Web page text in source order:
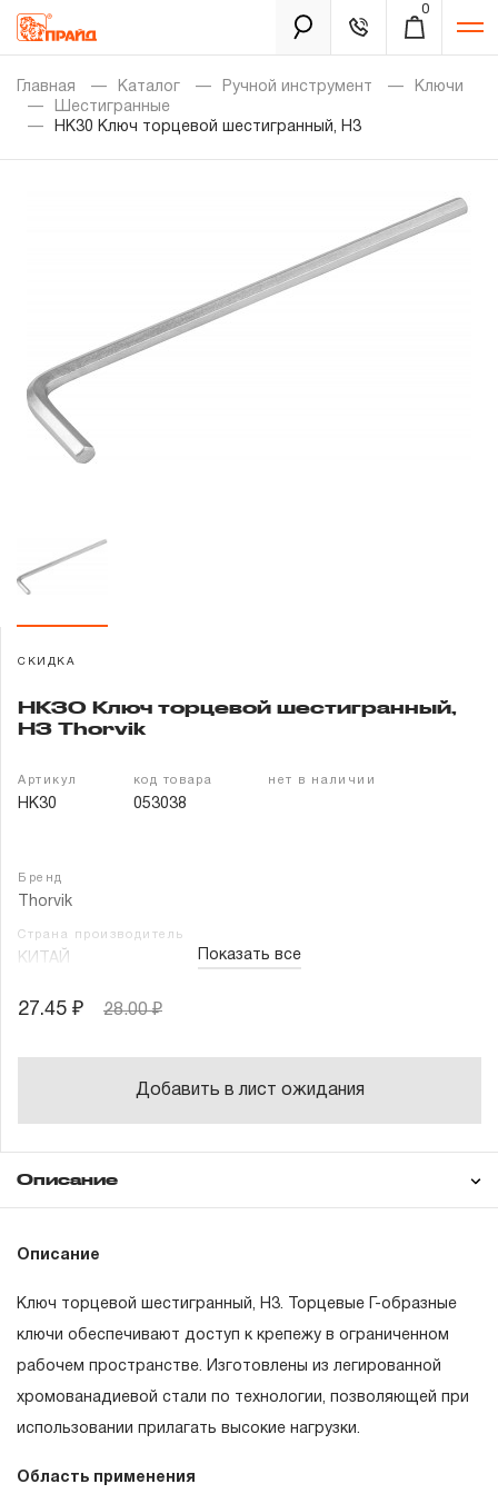
0
Каталог
Золотая лихорадка
Уцененный товар
О нас
Новости
Гарантия и сервис
Доставка и оплата
Контакты
Главная Каталог Ручной инструмент
Ключи
Шестигранные
HK30 Ключ торцевой шестигранный, H3
СКИДКА
HK30 Ключ торцевой шестигранный,
H3 Thorvik
Артикул
HK30
код товара
053038
нет в наличии
Бренд
Thorvik
Страна производитель
КИТАЙ Показать все
27.45 ₽ 28.00 ₽
Добавить в лист ожидания
Описание
Описание
Ключ торцевой шестигранный, H3. Торцевые Г-образные
ключи обеспечивают доступ к крепежу в ограниченном
рабочем пространстве. Изготовлены из легированной
хромованадиевой стали по технологии, позволяющей при
использовании прилагать высокие нагрузки.
Область применения
Понятие «ПОЖИЗНЕННАЯ ГАРАНТИЯ».
гарантийных обязательств в течение всего периода